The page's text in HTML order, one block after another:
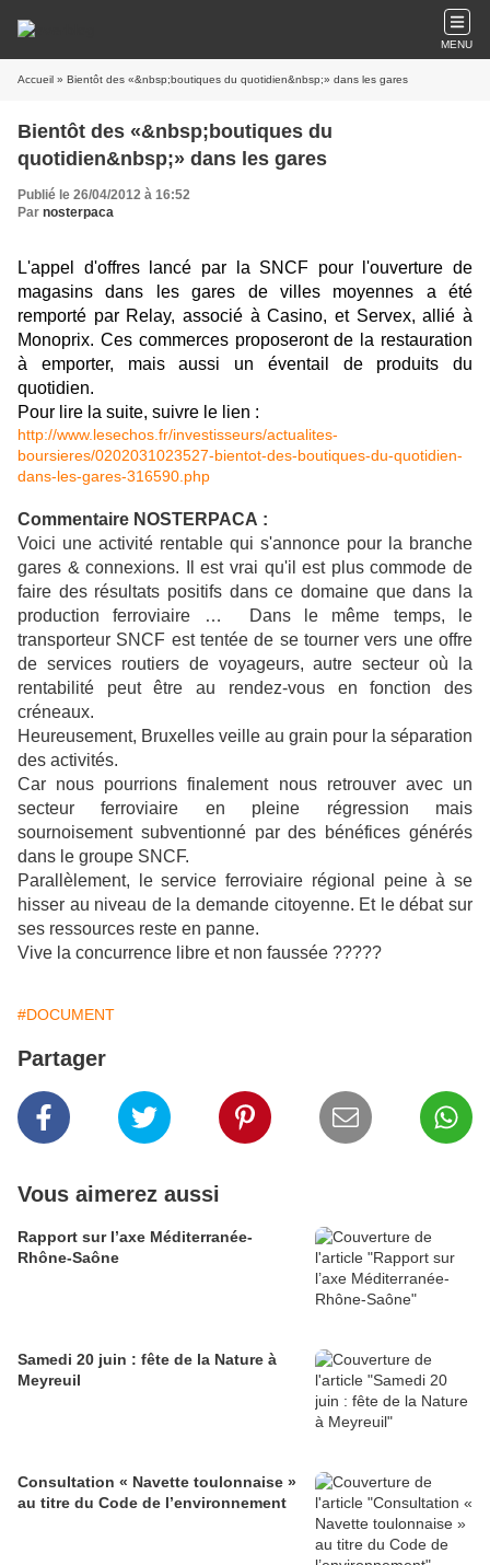
MENU
Accueil » Bientôt des «&nbsp;boutiques du quotidien&nbsp;» dans les gares
Bientôt des «&nbsp;boutiques du
quotidien&nbsp;» dans les gares
Publié le 26/04/2012 à 16:52
Par nosterpaca
L'appel d'offres lancé par la SNCF pour l'ouverture de
magasins dans les gares de villes moyennes a été
remporté par Relay, associé à Casino, et Servex, allié à
Monoprix. Ces commerces proposeront de la restauration
à emporter, mais aussi un éventail de produits du
quotidien.
Pour lire la suite, suivre le lien :
http://www.lesechos.fr/investisseurs/actualites-
boursieres/0202031023527-bientot-des-boutiques-du-quotidien-
dans-les-gares-316590.php
Commentaire NOSTERPACA :
Voici une activité rentable qui s'annonce pour la branche
gares & connexions. Il est vrai qu'il est plus commode de
faire des résultats positifs dans ce domaine que dans la
production ferroviaire … Dans le même temps, le
transporteur SNCF est tentée de se tourner vers une offre
de services routiers de voyageurs, autre secteur où la
rentabilité peut être au rendez-vous en fonction des
créneaux.
Heureusement, Bruxelles veille au grain pour la séparation
des activités.
Car nous pourrions finalement nous retrouver avec un
secteur ferroviaire en pleine régression mais
sournoisement subventionné par des bénéfices générés
dans le groupe SNCF.
Parallèlement, le service ferroviaire régional peine à se
hisser au niveau de la demande citoyenne. Et le débat sur
ses ressources reste en panne.
Vive la concurrence libre et non faussée ?????
#DOCUMENT
Partager
Vous aimerez aussi
Rapport sur l’axe Méditerranée-
Rhône-Saône
Samedi 20 juin : fête de la Nature à
Meyreuil
Consultation « Navette toulonnaise »
au titre du Code de l’environnement